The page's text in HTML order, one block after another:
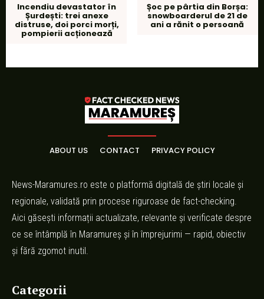
Incendiu devastator în
Șurdești: trei anexe
distruse, doi porci morți,
pompierii acționează
Șoc pe pârtia din Borșa:
snowboarderul de 21 de
ani a rănit o persoană
ABOUT US CONTACT PRIVACY POLICY
News-Maramures.ro este o platformă digitală de știri locale și
regionale, validată prin procese riguroase de fact-checking.
Aici găsești informații actualizate, relevante și verificate despre
ce se întâmplă în Maramureș și în împrejurimi — rapid, obiectiv
și fără zgomot inutil.
Categorii